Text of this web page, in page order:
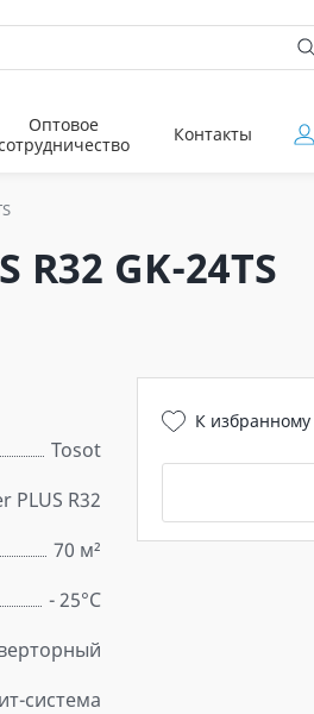
Оптовое
Контакты
GK-24TS
Tosot
PLUS R32
70 м²
- 25°C
система
К избранному